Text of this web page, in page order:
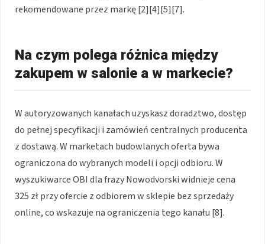
rekomendowane przez markę [2][4][5][7].
Na czym polega różnica między
zakupem w salonie a w markecie?
W autoryzowanych kanałach uzyskasz doradztwo, dostęp
do pełnej specyfikacji i zamówień centralnych producenta
z dostawą. W marketach budowlanych oferta bywa
ograniczona do wybranych modeli i opcji odbioru. W
wyszukiwarce OBI dla frazy Nowodvorski widnieje cena
325 zł przy ofercie z odbiorem w sklepie bez sprzedaży
online, co wskazuje na ograniczenia tego kanału [8].